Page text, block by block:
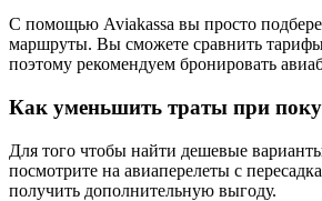
С помощью Aviakassa вы просто
маршруты. Вы сможете сравнить
поэтому рекомендуем бронировать
Как уменьшить траты при
Для того чтобы найти дешевые
посмотрите на авиаперелеты с
получить дополнительную выгоду.